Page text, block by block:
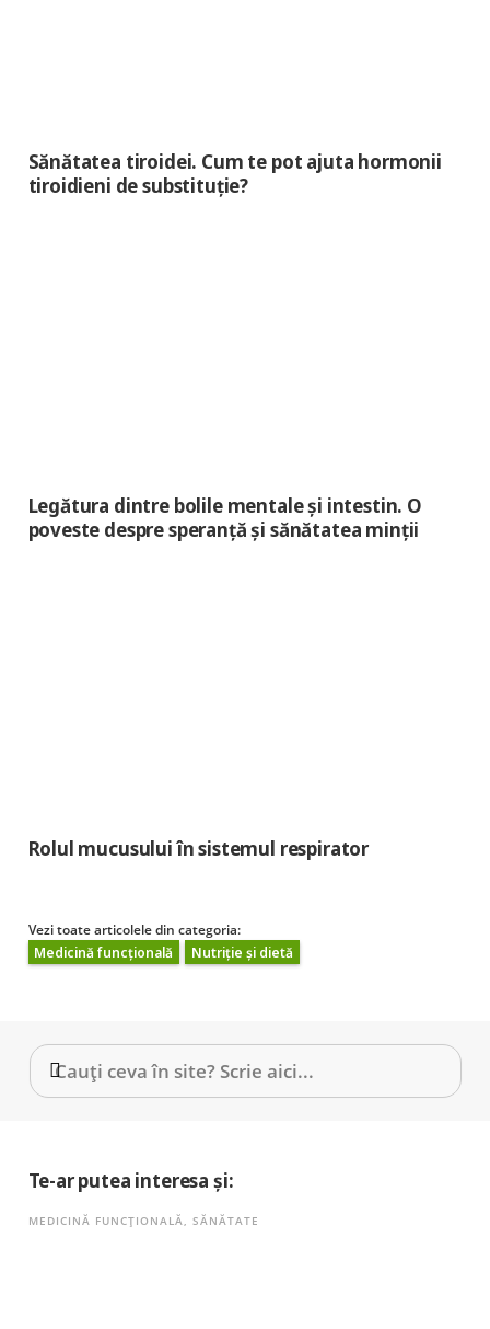
Sănătatea tiroidei. Cum te pot ajuta hormonii
tiroidieni de substituție?
Legătura dintre bolile mentale și intestin. O
poveste despre speranță și sănătatea minții
Rolul mucusului în sistemul respirator
Vezi toate articolele din categoria:
Medicină funcțională
Nutriție și dietă
Te-ar putea interesa și:
MEDICINĂ FUNCȚIONALĂ, SĂNĂTATE